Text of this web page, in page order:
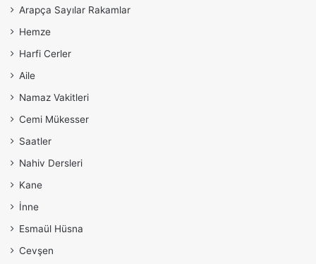
Arapça Sayılar Rakamlar
Hemze
Harfi Cerler
Aile
Namaz Vakitleri
Cemi Mükesser
Saatler
Nahiv Dersleri
Kane
İnne
Esmaül Hüsna
Cevşen